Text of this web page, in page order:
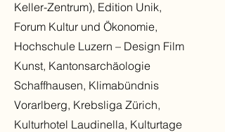
Keller-Zentrum), Edition Unik,
Forum Kultur und Ökonomie,
Hochschule Luzern – Design Film
Kunst, Kantonsarchäologie
Schaffhausen, Klimabündnis
Vorarlberg, Krebsliga Zürich,
Kulturhotel Laudinella, Kulturtage